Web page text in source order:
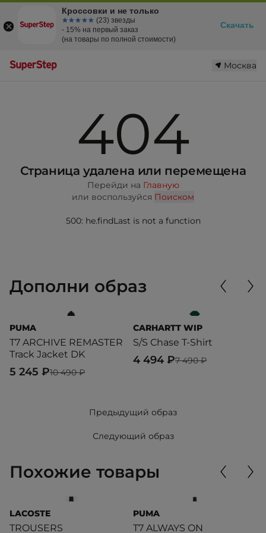
Москва
404
Страница удалена или перемещена
Перейди на Главную
или воспользуйся Поиском
500: he.findLast is not a function
Дополни образ
PUMA
T7 ARCHIVE REMASTER
Track Jacket DK
10 490 ₽
5 245 ₽
CARHARTT WIP
S/S Chase T-Shirt
7 490 ₽
4 494 ₽
Предыдущий образ
Следующий образ
Похожие товары
LACOSTE
TROUSERS
PUMA
T7 ALWAYS ON
Кроссовки и не только
☆☆☆☆☆
★★★★★ (23) звезды
- 15% на первый заказ
(на товары по полной стоимости)
Скачать